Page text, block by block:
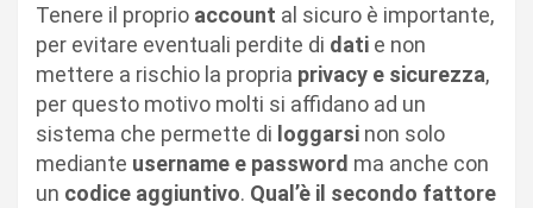
Tenere il proprio account al sicuro è importante,
per evitare eventuali perdite di dati e non
mettere a rischio la propria privacy e sicurezza,
per questo motivo molti si affidano ad un
sistema che permette di loggarsi non solo
mediante username e password ma anche con
un codice aggiuntivo. Qual’è il secondo fattore